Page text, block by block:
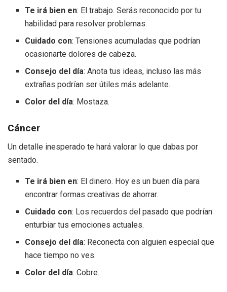
Te irá bien en: El trabajo. Serás reconocido por tu
habilidad para resolver problemas.
Cuidado con: Tensiones acumuladas que podrían
ocasionarte dolores de cabeza.
Consejo del día: Anota tus ideas, incluso las más
extrañas podrían ser útiles más adelante.
Color del día: Mostaza.
Cáncer
Un detalle inesperado te hará valorar lo que dabas por
sentado.
Te irá bien en: El dinero. Hoy es un buen día para
encontrar formas creativas de ahorrar.
Cuidado con: Los recuerdos del pasado que podrían
enturbiar tus emociones actuales.
Consejo del día: Reconecta con alguien especial que
hace tiempo no ves.
Color del día: Cobre.